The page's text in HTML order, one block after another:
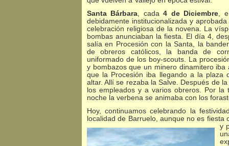
Santa Bárbara, cada4 de Diciembre,
debidamente institucionalizada y
celebración religiosa de la novena. La
bombas anunciaban la fiesta. El día 4,
salía en Procesión con la Santa, la
de obreros católicos, la banda de
uniformado de los boy-scouts. La
y bombazos que un minero dinamitero
que la Procesión iba llegando a la plaza
altar. Allí se rezaba la Salve. Después de
los empleados y a varios obreros. Por
noche la verbena se animaba con los
Hoy, continuamos celebrando la
localidad de Barruelo, aunque no es fiesta
y